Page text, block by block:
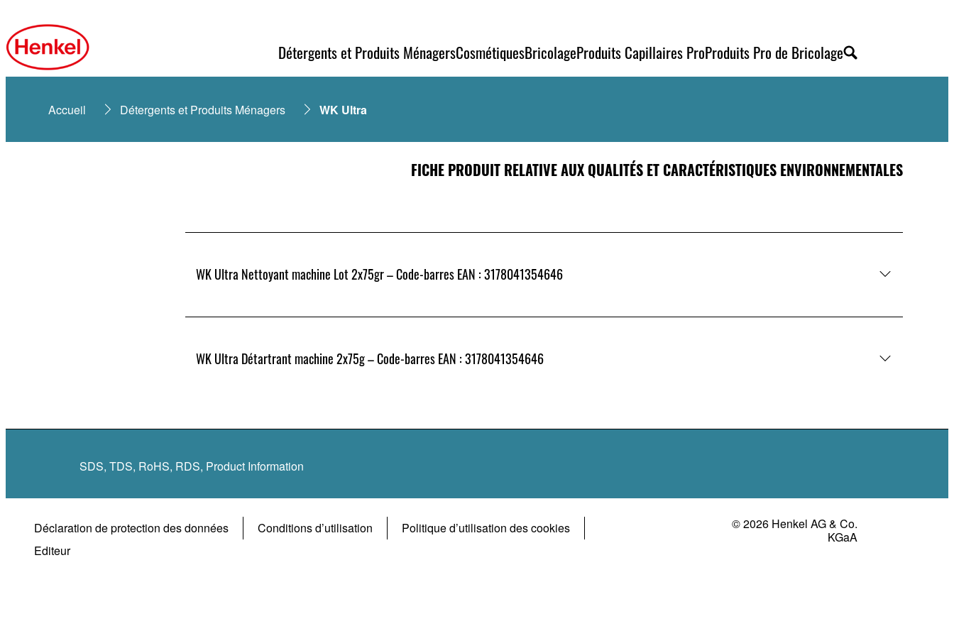
Détergents et Produits MénagersCosmétiquesBricolageProduits Capillaires ProProduits Pro de Bricolage
Accueil Détergents et Produits Ménagers WK Ultra
FICHE PRODUIT RELATIVE AUX QUALITÉS ET CARACTÉRISTIQUES ENVIRONNEMENTALES
WK Ultra Nettoyant machine Lot 2x75gr – Code-barres EAN : 3178041354646
WK Ultra Détartrant machine 2x75g – Code-barres EAN : 3178041354646
SDS, TDS, RoHS, RDS, Product Information
Déclaration de protection des données Conditions d’utilisation
Politique d’utilisation des cookies
Editeur
© 2026 Henkel AG & Co.
KGaA